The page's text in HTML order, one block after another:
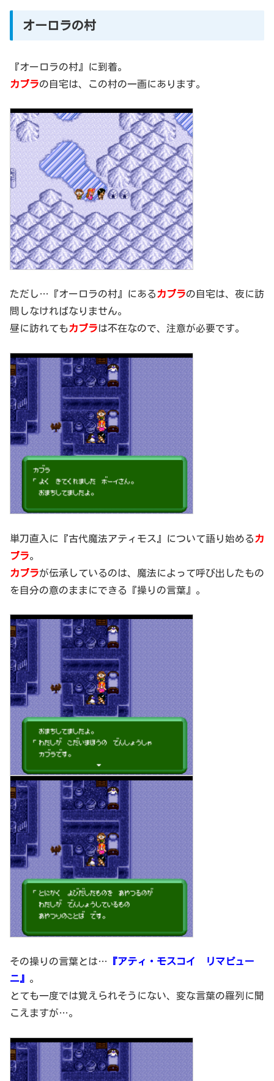
オーロラの村
『オーロラの村』に到着。
カブラの自宅は、この村の一画にあります。
ただし…『オーロラの村』にある カブラの自宅は、夜に訪
問しなければなりません。
昼に訪れても カブラは不在なので、注意が必要です。
単刀直入に『古代魔法アティモス』について語り始める カ
ブラ。
カブラが伝承しているのは、魔法によって呼び出したもの
を自分の意のままにできる『操りの言葉』。
その操りの言葉とは…
『アティ・モスコイ リマピュー
ニ』 。
とても一度では覚えられそうにない、変な言葉の羅列に聞
こえますが…。